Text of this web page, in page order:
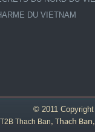
DU VIETNAM
© 2011
Thach Ban, Thach